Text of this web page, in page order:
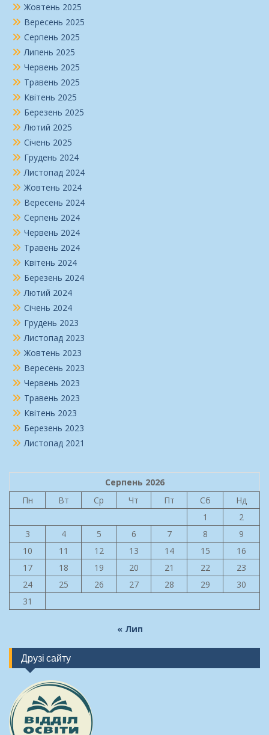
Жовтень 2025
Вересень 2025
Серпень 2025
Липень 2025
Червень 2025
Травень 2025
Квітень 2025
Березень 2025
Лютий 2025
Січень 2025
Грудень 2024
Листопад 2024
Жовтень 2024
Вересень 2024
Серпень 2024
Червень 2024
Травень 2024
Квітень 2024
Березень 2024
Лютий 2024
Січень 2024
Грудень 2023
Листопад 2023
Жовтень 2023
Вересень 2023
Червень 2023
Травень 2023
Квітень 2023
Березень 2023
Листопад 2021
Серпень 2026
Пн
Вт Ср Чт Пт Сб
Нд
1
2
3
4 5 6 7 8
9
10
11 12 13 14 15
16
17
18 19 20 21 22
23
24
25 26 27 28 29
30
31
« Лип
Друзі сайту